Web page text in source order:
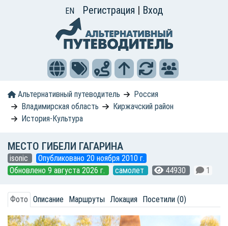
EN Регистрация | Вход
Альтернативный путеводитель
Россия
Владимирская область
Киржачский район
История-Культура
МЕСТО ГИБЕЛИ ГАГАРИНА
isonic
Опубликовано 20 ноября 2010 г.
Обновлено 9 августа 2026 г.
самолет 44930 1
Фото Описание Маршруты Локация Посетили (0)